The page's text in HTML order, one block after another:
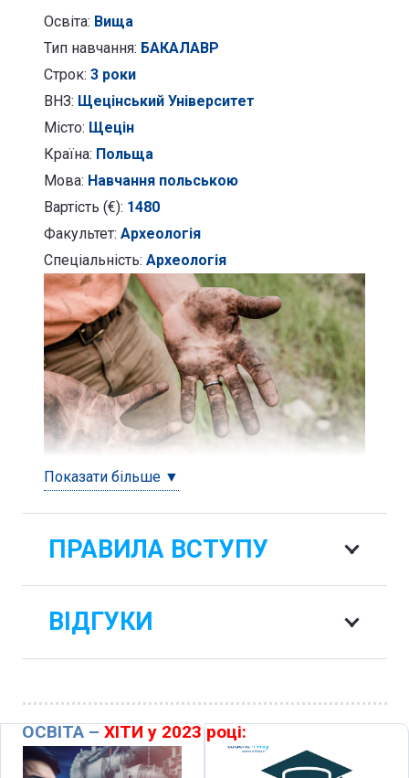
Освіта: Вища
Тип навчання: БАКАЛАВР
Строк: 3 роки
ВНЗ: Щецінський Університет
Місто: Щецін
Країна: Польща
Мова: Навчання польською
Вартість (€): 1480
Факультет: Археологія
Спеціальність: Археологія
Показати більше ▼
ПРАВИЛА ВСТУПУ
ВІДГУКИ
ОСВІТА – ХІТИ у 2023 році: